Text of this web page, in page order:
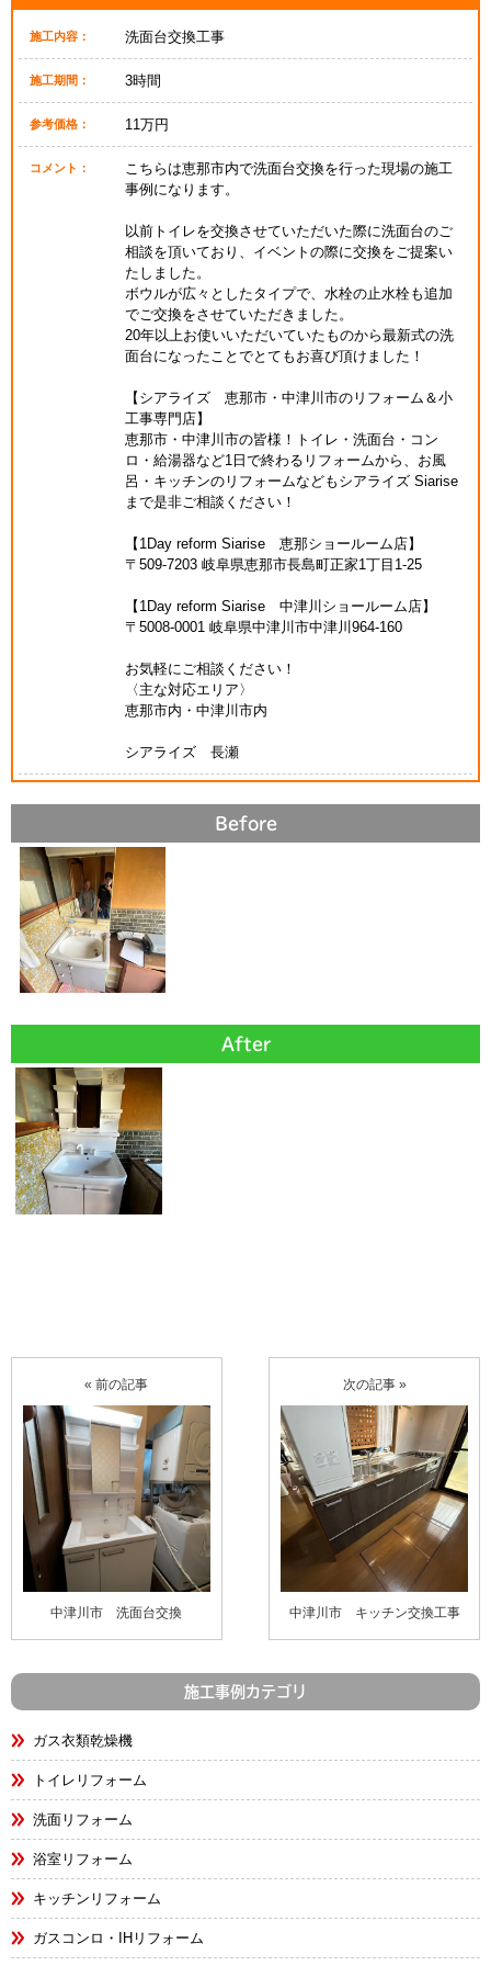
施工内容： 洗面台交換工事
施工期間： 3時間
参考価格： 11万円
コメント：
こちらは恵那市内で洗面台交換を行った現場の施工
事例になります。
以前トイレを交換させていただいた際に洗面台のご
相談を頂いており、イベントの際に交換をご提案い
たしました。
ボウルが広々としたタイプで、水栓の止水栓も追加
でご交換をさせていただきました。
20年以上お使いいただいていたものから最新式の洗
面台になったことでとてもお喜び頂けました！
【シアライズ 恵那市・中津川市のリフォーム＆小
工事専門店】
恵那市・中津川市の皆様！トイレ・洗面台・コン
ロ・給湯器など1日で終わるリフォームから、お風
呂・キッチンのリフォームなどもシアライズ Siarise
まで是非ご相談ください！
【1Day reform Siarise 恵那ショールーム店】
〒509-7203 岐阜県恵那市長島町正家1丁目1-25
【1Day reform Siarise 中津川ショールーム店】
〒5008-0001 岐阜県中津川市中津川964-160
お気軽にご相談ください！
〈主な対応エリア〉
恵那市内・中津川市内
シアライズ 長瀬
Before
After
« 前の記事
中津川市 洗面台交換
次の記事 »
中津川市 キッチン交換工事
施工事例カテゴリ
ガス衣類乾燥機
トイレリフォーム
洗面リフォーム
浴室リフォーム
キッチンリフォーム
ガスコンロ・IHリフォーム